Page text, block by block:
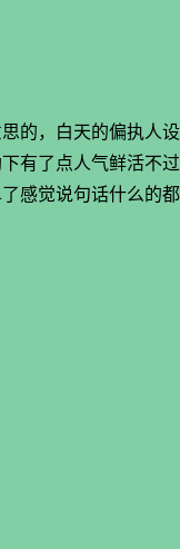
的，白天的偏执人设
有了点人气鲜活不过
感觉说句话什么的都
的江南美人还挺合理
服一样的套路来了好
因为懦弱退缩看到女
望作者没写出白天被
对方粘着自己但都值
需要对方才能走下
黎明这个角色说好是
个更爱你的人然后放
去挺合理但是莫名让
现最爱她的是谁谁然